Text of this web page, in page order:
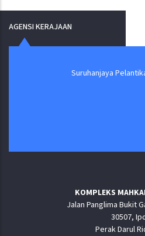
AGENSI KERAJAAN
KOMPLEKS
Jalan Panglima Bukit
30507,
Perak Darul